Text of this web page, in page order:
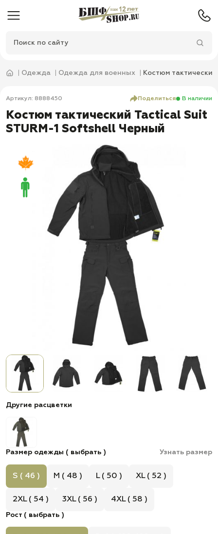
Одежда Одежда для военных Костюм
Артикул: 8888450 Поделиться В наличии
Костюм тактический Tactical Suit
STURM-1 Softshell Черный
Другие расцветки
Размер одежды ( выбрать ) Узнать размер
S ( 46 ) M ( 48 ) L ( 50 ) XL ( 52 )
2XL ( 54 ) 3XL ( 56 ) 4XL ( 58 )
Рост ( выбрать )